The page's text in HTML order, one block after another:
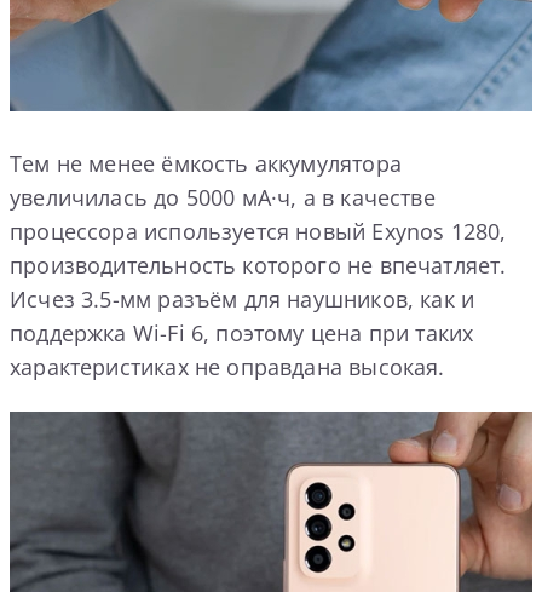
Тем не менее ёмкость аккумулятора
увеличилась до 5000 мА·ч, а в качестве
процессора используется новый Exynos 1280,
производительность которого не впечатляет.
Исчез 3.5-мм разъём для наушников, как и
поддержка Wi-Fi 6, поэтому цена при таких
характеристиках не оправдана высокая.